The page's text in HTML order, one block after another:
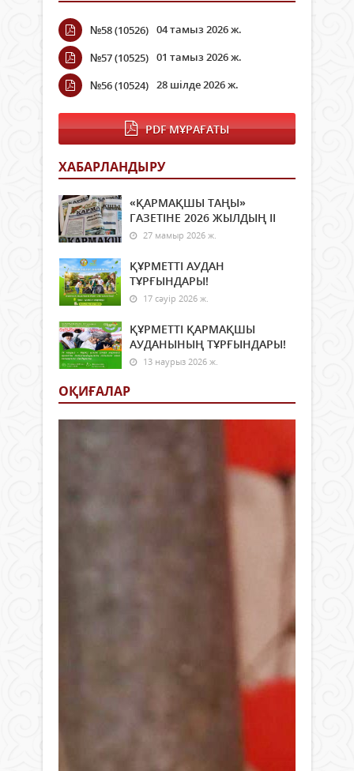
№58 (10526) 04 тамыз 2026 ж.
№57 (10525) 01 тамыз 2026 ж.
№56 (10524) 28 шілде 2026 ж.
PDF МҰРАҒАТЫ
ХАБАРЛАНДЫРУ
«ҚАРМАҚШЫ ТАҢЫ»
ГАЗЕТІНЕ 2026 ЖЫЛДЫҢ ІI
27 мамыр 2026 ж.
ҚҰРМЕТТІ АУДАН
ТҰРҒЫНДАРЫ!
17 сәуір 2026 ж.
ҚҰРМЕТТІ ҚАРМАҚШЫ
АУДАНЫНЫҢ ТҰРҒЫНДАРЫ!
13 наурыз 2026 ж.
ОҚИҒАЛАР